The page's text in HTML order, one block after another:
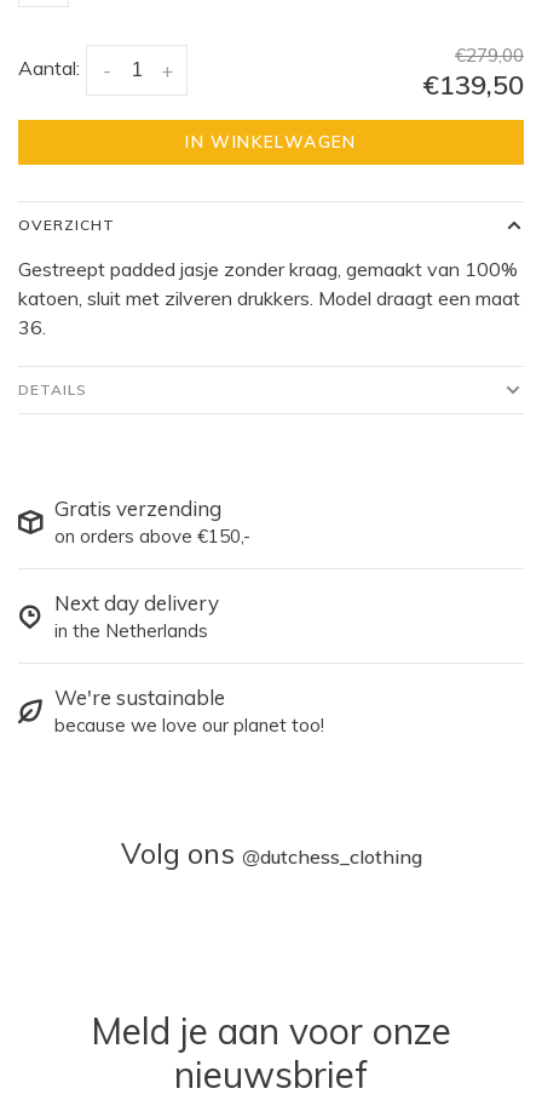
Aantal: +
-
€279,00
€139,50
IN WINKELWAGEN
OVERZICHT
Gestreept padded jasje zonder kraag, gemaakt van 100%
katoen, sluit met zilveren drukkers. Model draagt een maat
36.
DETAILS
Gratis verzending
on orders above €150,-
Next day delivery
in the Netherlands
We're sustainable
because we love our planet too!
Volg ons @dutchess_clothing
Meld je aan voor onze
nieuwsbrief